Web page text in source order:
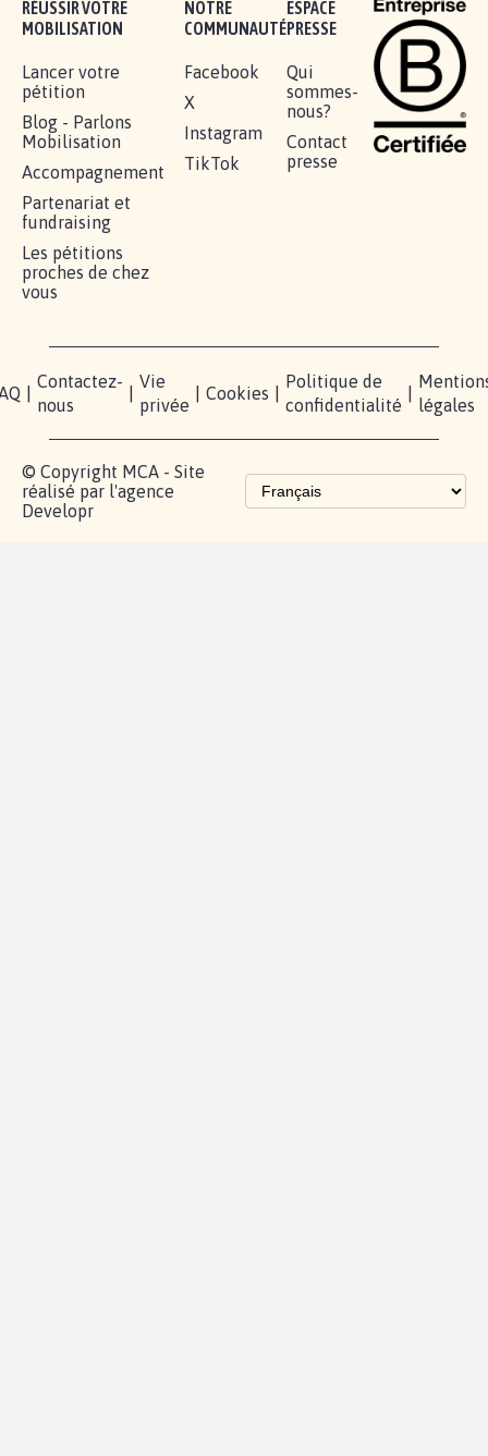
RÉUSSIR VOTRE
MOBILISATION
Lancer votre
pétition
Blog - Parlons
Mobilisation
Accompagnement
Partenariat et
fundraising
Les pétitions
proches de chez
vous
NOTRE
COMMUNAUTÉ
Facebook
X
Instagram
TikTok
ESPACE
PRESSE
Qui
sommes-
nous?
Contact
presse
Contactez-
nous
Vie
privée
Cookies
Politique de
confidentialité
légales
© Copyright MCA - Site
réalisé par l'agence
Developr